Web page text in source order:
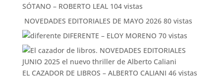
SÓTANO – ROBERTO LEAL 104 vistas
NOVEDADES EDITORIALES DE MAYO 2026 80 vistas
DIFERENTE – ELOY MORENO 70 vistas
EL CAZADOR DE LIBROS – ALBERTO CALIANI 46 vistas